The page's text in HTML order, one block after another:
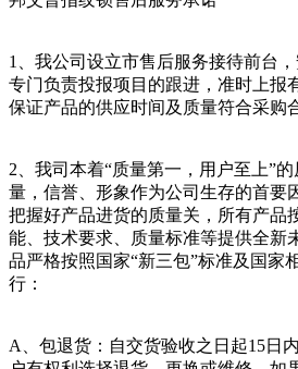
1、我公司设立市售后服务接待前台
专门负责投报项目的跟进，准时上报
保证产品的供应时间及质量符合采购
2、我司本着“质量第一，用户至上”
量，信誉、形象作为公司生存的首要
把握好产品进货的质量关，所有产品
能、技术要求、质量标准等提供全新
品严格按照国家“新三包”标准及国家
行：
A、包退货：自交货验收之日起15日